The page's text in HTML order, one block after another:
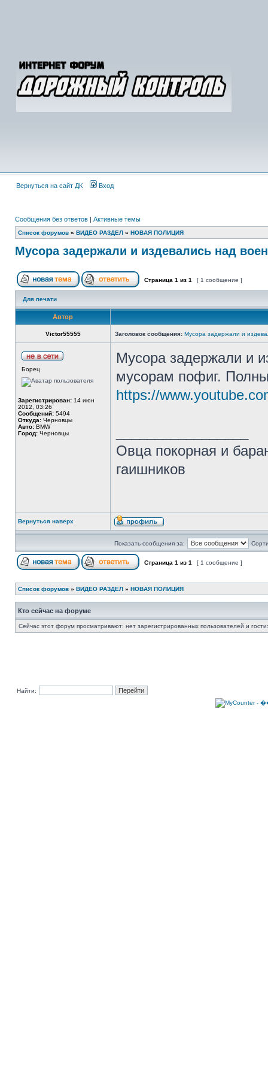
Вернуться на сайт ДК Вход
Сообщения без ответов | Активные темы
Список форумов » ВИДЕО РАЗДЕЛ » НОВАЯ ПОЛИЦИЯ
Мусора задержали и издевались над
Страница 1 из 1 [ 1 сообщение ]
Для печати
Автор
Victor55555 Заголовок сообщения: Мусора задержали и
Борец
Зарегистрирован: 14 июн
2012, 03:26
Сообщений: 5494
Откуда: Черновцы
Авто: BMW
Город: Черновцы
Мусора задержали и
мусорам пофиг.
https://
Овца покорная и
гаишников
Вернуться наверх
Показать сообщения за:
Страница 1 из 1 [ 1 сообщение ]
Список форумов » ВИДЕО РАЗДЕЛ » НОВАЯ ПОЛИЦИЯ
Кто сейчас на форуме
Сейчас этот форум просматривают: нет зарегистрированных пользователей и
Найти: